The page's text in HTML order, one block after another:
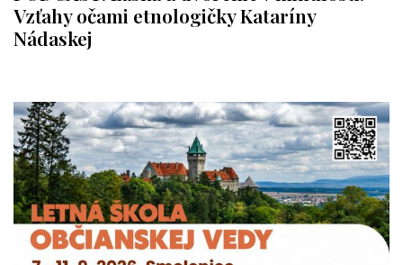
Vzťahy očami etnologičky Kataríny
Nádaskej